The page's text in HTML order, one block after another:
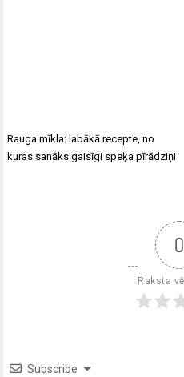
Rauga mīkla: labākā recepte, no
kuras sanāks gaisīgi speķa pīrādziņi
0
Raksta
Subscribe